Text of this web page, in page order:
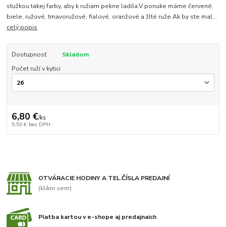
stužkou takej farby, aby k ružiam pekne ladila.V ponuke máme červené,
biele, ružové, tmavoružové, fialové, oranžové a žlté ruže.Ak by ste mal...
celý popis
Dostupnosť
Skladom
Počet ruží v kytici
6,80 €/ks
5,53 € bez DPH
OTVÁRACIE HODINY A TEL.ČÍSLA PREDAJNÍ
(klikni sem)
Platba kartou v e-shope aj predajnaich